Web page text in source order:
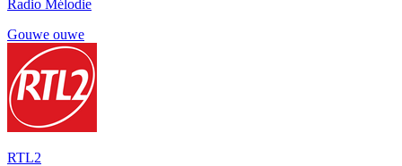
Radio Mélodie
Gouwe ouwe
RTL2